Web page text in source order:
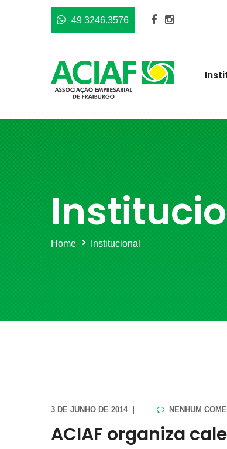
49 3246.3576
Home Institucional
3 DE JUNHO DE 2014 NENHUM
ACIAF organiza